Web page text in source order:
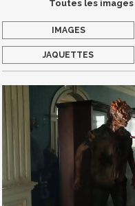
Toutes les
IMAGES
JAQUETTES